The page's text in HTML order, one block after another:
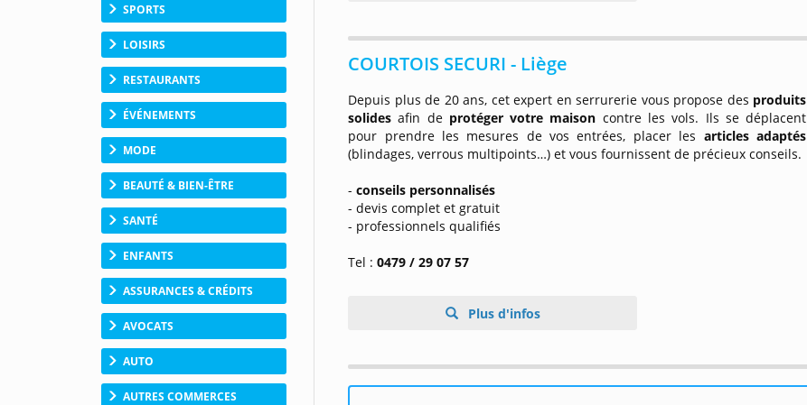
SPORTS
LOISIRS
RESTAURANTS
ÉVÉNEMENTS
MODE
BEAUTÉ & BIEN-ÊTRE
SANTÉ
ENFANTS
ASSURANCES & CRÉDITS
AVOCATS
AUTO
AUTRES COMMERCES
COURTOIS SECURI - Liège
Depuis plus de 20 ans, cet expert en serrurerie vous propose des produits
solides afin de protéger votre maison contre les vols. Ils se déplacent
pour prendre les mesures de vos entrées, placer les articles adaptés
(blindages, verrous multipoints…) et vous fournissent de précieux conseils.
-conseils personnalisés
- devis complet et gratuit
- professionnels qualifiés
Tel :0479 / 29 07 57
Plus d'infos